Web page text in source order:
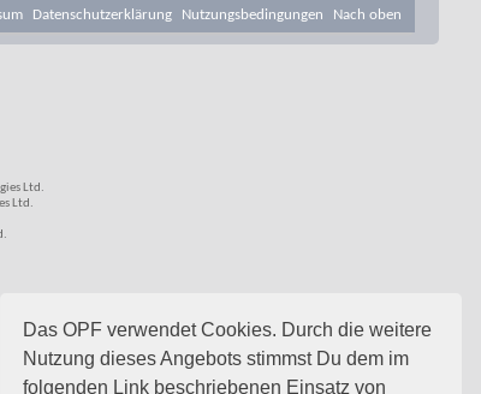
Das OPF verwendet Cookies. Durch die weitere
Nutzung dieses Angebots stimmst Du dem im
folgenden Link beschriebenen Einsatz von
Datenschutzerklärung Nutzungsbedingungen Nach oben
Ltd.
Ltd.